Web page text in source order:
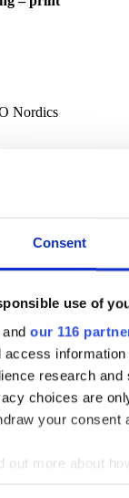
Consent
use of
our 116
access
research
choices are
your consent
out more about
Nordics
Bäckström
bolag